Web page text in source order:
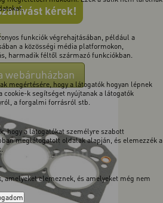
funkciók végrehajtásában, például a
a közösségi média platformokon,
harmadik féltől származó funkciókban.
megértésére, hogy a látogatók hogyan lépnek
cookie-k segítséget nyújtanak a látogatók
a forgalmi forrásról stb.
hogy a látogatókat személyre szabott
meglátogatott oldalak alapján, és elemezzék a
amelyeket elemeznek, és amelyeket még nem
kérek!
webáruházban